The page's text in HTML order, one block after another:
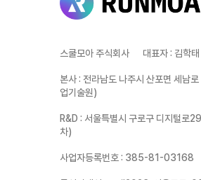
스쿨모아 주식회사 대표자: 김학태
본사: 전라남도 나주시 산포면 세남
업기술원)
R&D : 서울특별시 구로구 디지털로
차)
사업자등록번호: 385-81-03168